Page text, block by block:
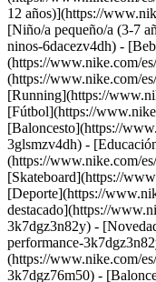
12 años)](https://
[Niño/a pequeño/a (3-7
ninos-6dacezv4dh) -
(https://www.nike.com/
(https://www.nike.com/
[Running](https://
[Fútbol](https://
[Baloncesto](https://
3glsmzv4dh) -
(https://www.nike.com/
[Skateboard](https://
[Deporte](https://
destacado](https://
3k7dgz3n82y) -
performance-
(https://www.nike.com/
3k7dgz76m50) -